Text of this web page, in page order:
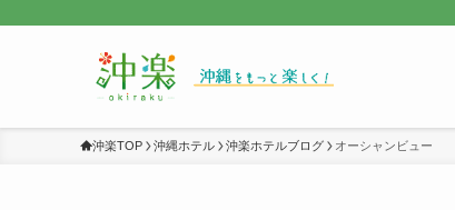
沖楽TOP 沖縄ホテル 沖楽ホテルブログ オーシャンビュー